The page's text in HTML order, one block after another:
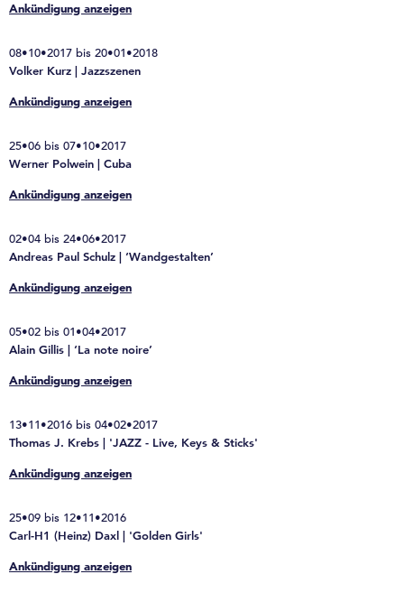
Ankündigung anzeigen
08•10•2017 bis 20•01•2018
Volker Kurz | Jazzszenen
Ankündigung anzeigen
25•06 bis 07•10•2017
Werner Polwein | Cuba
Ankündigung anzeigen
02•04 bis 24•06•2017
Andreas Paul Schulz | ‘Wandgestalten’
Ankündigung anzeigen
05•02 bis 01•04•2017
Alain Gillis | ‘La note noire’
Ankündigung anzeigen
13•11•2016 bis 04•02•2017
Thomas J. Krebs | 'JAZZ - Live, Keys & Sticks'
Ankündigung anzeigen
25•09 bis 12•11•2016
Carl-H1 (Heinz) Daxl | 'Golden Girls'
Ankündigung anzeigen